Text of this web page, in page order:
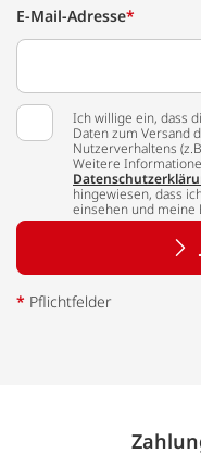
E-Mail-Adresse*
Ich willige ein, dass
Daten zum Versand
Nutzerverhaltens
Weitere
hingewiesen, dass
einsehen und meine
* Pflichtfelder